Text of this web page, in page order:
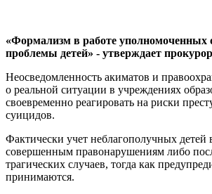
«Формализм в работе уполномоченных
проблемы детей» - утверждает
Неосведомленность акиматов и
о реальной ситуации в учреждениях
своевременно реагировать на риски
суицидов.
Фактически учет неблагополучных детей
совершенным правонарушениям либо
трагических случаев, тогда как
принимаются.